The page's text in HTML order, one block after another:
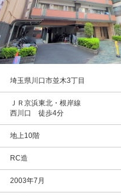
埼玉県川口市並木3丁目
ＪＲ京浜東北・根岸線
西川口 徒歩4分
地上10階
RC造
2003年7月